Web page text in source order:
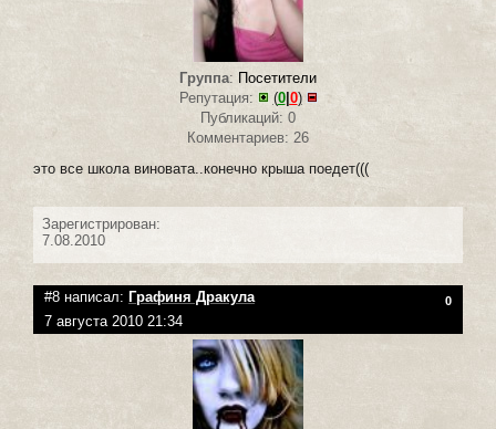
Группа: Посетители
Репутация:
(0| 0)
Публикаций: 0
Комментариев: 26
это все школа виновата..конечно крыша поедет(((
Зарегистрирован:
7.08.2010
#8 написал: Графиня Дракула 0
7 августа 2010 21:34